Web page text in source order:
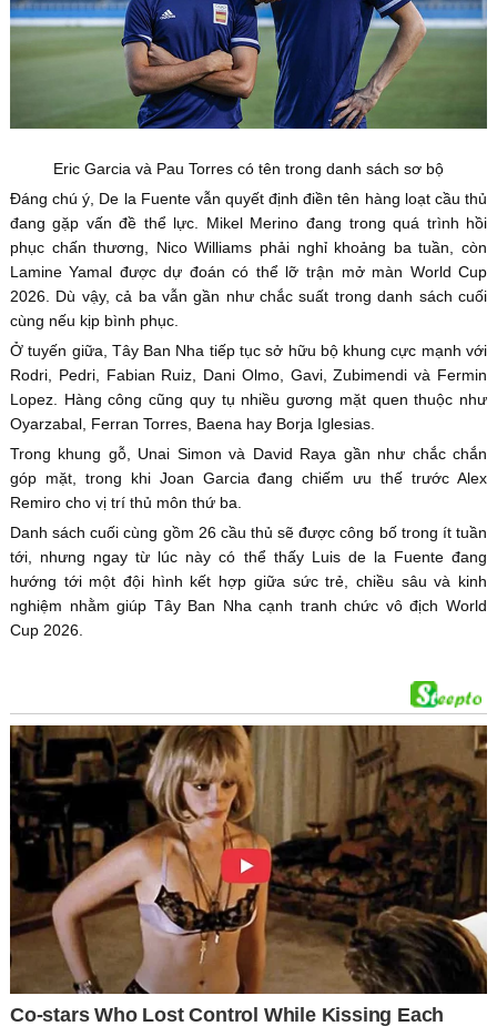
Eric Garcia và Pau Torres có tên trong danh sách sơ bộ
Đáng chú ý, De la Fuente vẫn quyết định điền tên hàng loạt cầu thủ
đang gặp vấn đề thể lực. Mikel Merino đang trong quá trình hồi
phục chấn thương, Nico Williams phải nghỉ khoảng ba tuần, còn
Lamine Yamal được dự đoán có thể lỡ trận mở màn World Cup
2026. Dù vậy, cả ba vẫn gần như chắc suất trong danh sách cuối
cùng nếu kịp bình phục.
Ở tuyến giữa, Tây Ban Nha tiếp tục sở hữu bộ khung cực mạnh với
Rodri, Pedri, Fabian Ruiz, Dani Olmo, Gavi, Zubimendi và Fermin
Lopez. Hàng công cũng quy tụ nhiều gương mặt quen thuộc như
Oyarzabal, Ferran Torres, Baena hay Borja Iglesias.
Trong khung gỗ, Unai Simon và David Raya gần như chắc chắn
góp mặt, trong khi Joan Garcia đang chiếm ưu thế trước Alex
Remiro cho vị trí thủ môn thứ ba.
Danh sách cuối cùng gồm 26 cầu thủ sẽ được công bố trong ít tuần
tới, nhưng ngay từ lúc này có thể thấy Luis de la Fuente đang
hướng tới một đội hình kết hợp giữa sức trẻ, chiều sâu và kinh
nghiệm nhằm giúp Tây Ban Nha cạnh tranh chức vô địch World
Cup 2026.